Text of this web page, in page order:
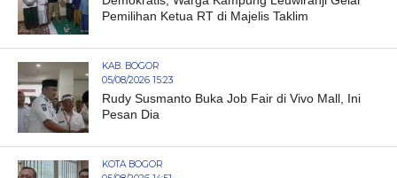
Pemilihan Ketua RT di Majelis Taklim
KAB. BOGOR
05/08/2026 15:23
Rudy Susmanto Buka Job Fair di Vivo Mall, Ini
Pesan Dia
KOTA BOGOR